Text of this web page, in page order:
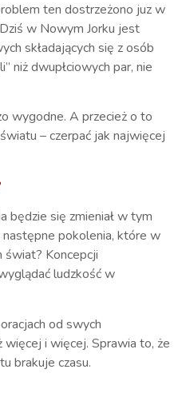
ten dostrzeżono juz w
w Nowym Jorku jest
składających się z osób
niż dwupłciowych par, nie
wygodne. A przecież o to
– czerpać jak najwięcej
będzie się zmieniał w tym
pokolenia, które w
Koncepcji
ludzkość w
od swych
i więcej. Sprawia to, że
brakuje czasu.